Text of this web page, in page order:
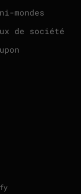
mondes
de société